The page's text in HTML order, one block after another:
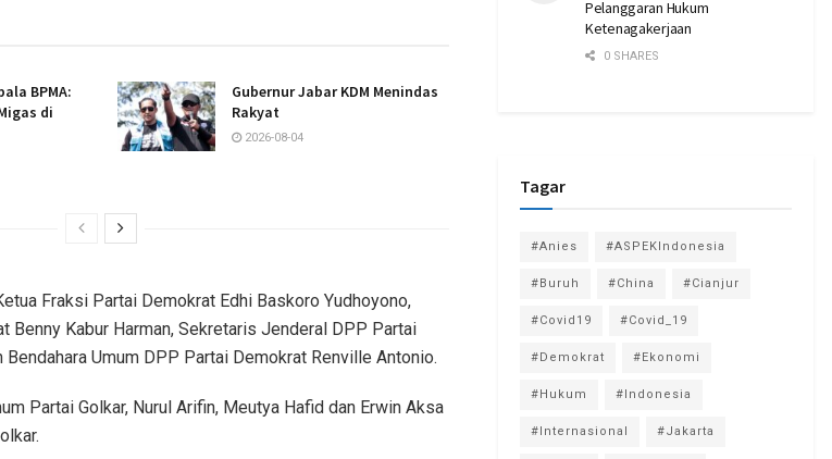
BPMA:
di
Gubernur Jabar KDM Menindas
Rakyat
2026-08-04
Fraksi Partai Demokrat Edhi Baskoro Yudhoyono,
Benny Kabur Harman, Sekretaris Jenderal DPP Partai
Umum DPP Partai Demokrat Renville Antonio.
Partai Golkar, Nurul Arifin, Meutya Hafid dan Erwin Aksa
Pelanggaran Hukum
Ketenagakerjaan
0 SHARES
Tagar
#Anies #ASPEKIndonesia
#Buruh #China #Cianjur
#Covid19 #Covid_19
#Demokrat #Ekonomi
#Hukum #Indonesia
#Internasional #Jakarta